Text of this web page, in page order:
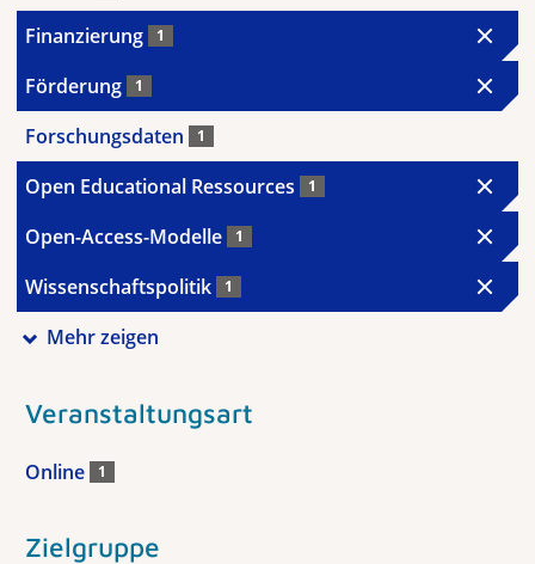
Finanzierung 1
Förderung 1
Forschungsdaten 1
Open Educational Ressources 1
Open-Access-Modelle 1
Wissenschaftspolitik 1
Mehr zeigen
Veranstaltungsart
Online 1
Zielgruppe